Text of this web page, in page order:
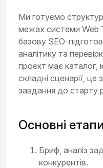
Ми готуємо
межах системи Web
базову SEO-
аналітику та
проєкт має каталог,
складні сценарії, це
завдання до старту
Основні етапи
Бриф, аналіз
конкурентів.